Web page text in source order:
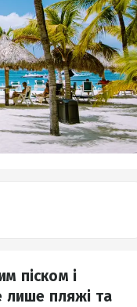
піском і
лише пляжі та